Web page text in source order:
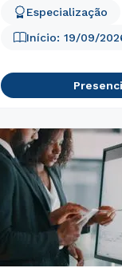
Especialização
Início:19/09/